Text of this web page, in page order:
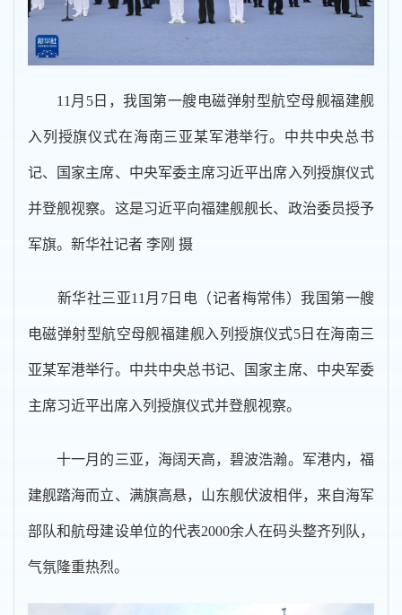
11月5日，我国第一艘电磁弹射型航空母舰福建舰
入列授旗仪式在海南三亚某军港举行。中共中央总书
记、国家主席、中央军委主席习近平出席入列授旗仪式
并登舰视察。这是习近平向福建舰舰长、政治委员授予
军旗。新华社记者 李刚 摄
新华社三亚11月7日电（记者梅常伟）我国第一艘
电磁弹射型航空母舰福建舰入列授旗仪式5日在海南三
亚某军港举行。中共中央总书记、国家主席、中央军委
主席习近平出席入列授旗仪式并登舰视察。
十一月的三亚，海阔天高，碧波浩瀚。军港内，福
建舰踏海而立、满旗高悬，山东舰伏波相伴，来自海军
部队和航母建设单位的代表2000余人在码头整齐列队，
气氛隆重热烈。